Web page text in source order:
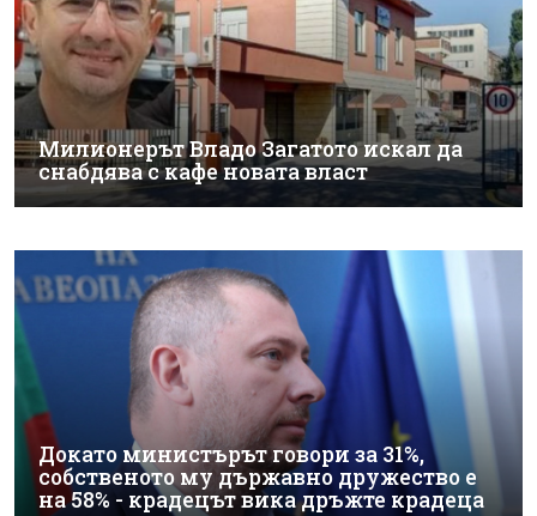
Милионерът Владо Загатото искал да
снабдява с кафе новата власт
Докато министърът говори за 31%,
собственото му държавно дружество е
на 58% - крадецът вика дръжте крадеца